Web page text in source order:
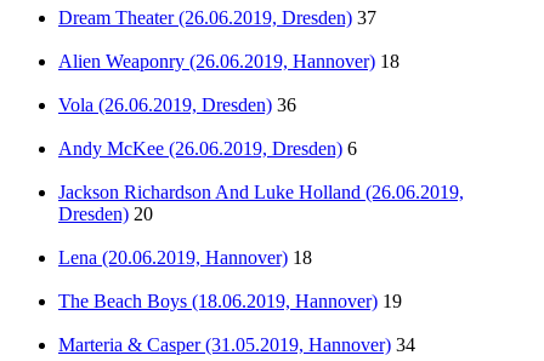
Dream Theater (26.06.2019, Dresden) 37
Alien Weaponry (26.06.2019, Hannover) 18
Vola (26.06.2019, Dresden) 36
Andy McKee (26.06.2019, Dresden) 6
Jackson Richardson And Luke Holland (26.06.2019,
Dresden) 20
Lena (20.06.2019, Hannover) 18
The Beach Boys (18.06.2019, Hannover) 19
Marteria & Casper (31.05.2019, Hannover) 34